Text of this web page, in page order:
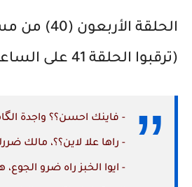
الحلقة
(ترقبوا الحلقة 41 على الساعة التاسعة)
- فاينك احسن؟؟ واجدة
- راها علا لاين؟؟، مالك
- ايوا الخبز راه ضرو